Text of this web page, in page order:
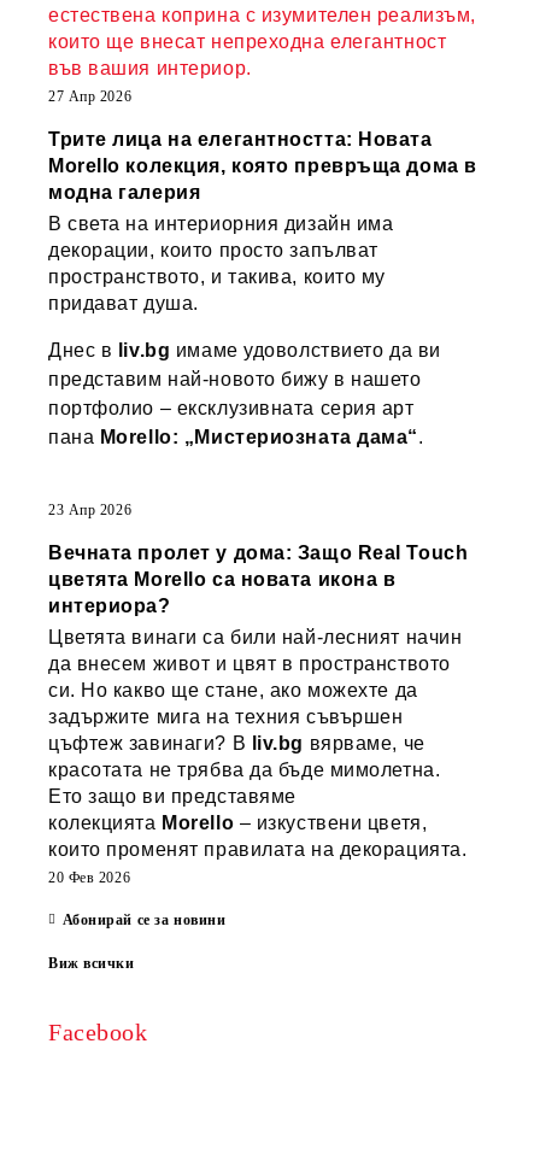
естествена коприна с изумителен реализъм,
които ще внесат непреходна елегантност
във вашия интериор.
27 Апр 2026
Трите лица на елегантността: Новата
Morello колекция, която превръща дома в
модна галерия
В света на интериорния дизайн има
декорации, които просто запълват
пространството, и такива, които му
придават душа.
Днес в liv.bg имаме удоволствието да ви
представим най-новото бижу в нашето
портфолио – ексклузивната серия арт
пана Morello: „Мистериозната дама“.
23 Апр 2026
Вечната пролет у дома: Защо Real Touch
цветята Morello са новата икона в
интериора?
Цветята винаги са били най-лесният начин
да внесем живот и цвят в пространството
си. Но какво ще стане, ако можехте да
задържите мига на техния съвършен
цъфтеж завинаги? В
liv.bg вярваме, че
красотата не трябва да бъде мимолетна.
Ето защо ви представяме
колекцията Morello – изкуствени цветя,
които променят правилата на декорацията.
20 Фев 2026
Абонирай се за новини
Виж всички
Facebook